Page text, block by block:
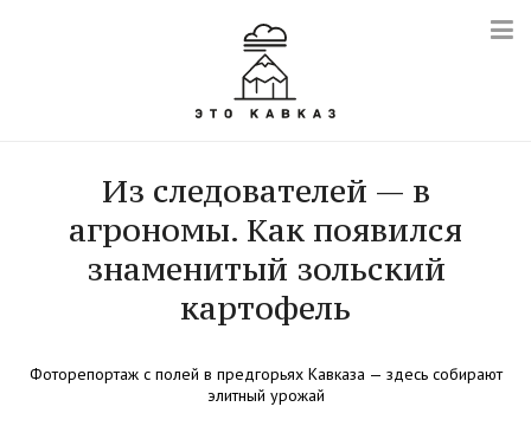
Из следователей — в
агрономы. Как появился
знаменитый зольский
картофель
Фоторепортаж с полей в предгорьях Кавказа — здесь собирают
элитный урожай